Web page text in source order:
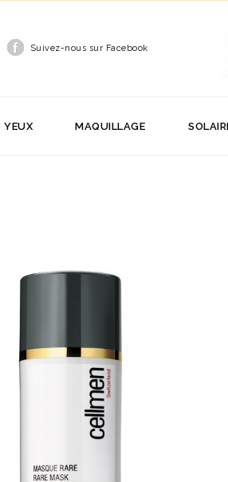
Suivez-nous sur Facebook
YEUX MAQUILLAGE